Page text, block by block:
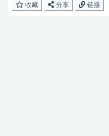
收藏
分享 链接